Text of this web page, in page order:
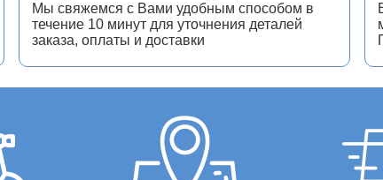
Мы свяжемся с Вами удобным способом в
течение 10 минут для уточнения деталей
заказа, оплаты и доставки